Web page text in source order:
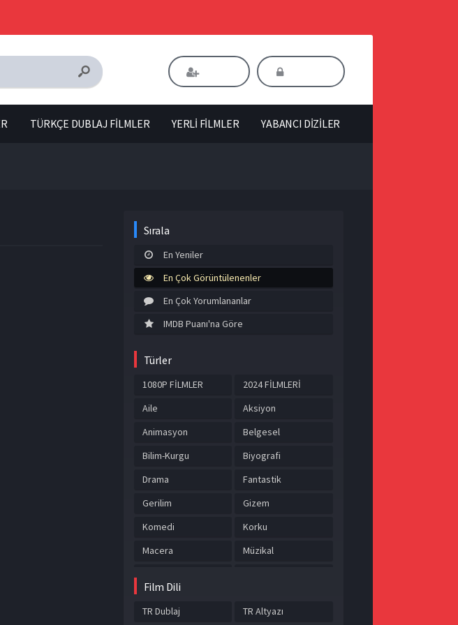
TÜRKÇE DUBLAJ FİLMLER YERLİ FİLMLER YABANCI DİZİLER
Sırala
En Yeniler
En Çok Görüntülenenler
En Çok Yorumlananlar
IMDB Puanı'na Göre
Türler
1080P FİLMLER
2024 FİLMLERİ
Aile
Aksiyon
Animasyon
Belgesel
Bilim-Kurgu
Biyografi
Drama
Fantastik
Gerilim
Gizem
Komedi
Korku
Macera
Müzikal
Film Dili
TR Dublaj TR Altyazı